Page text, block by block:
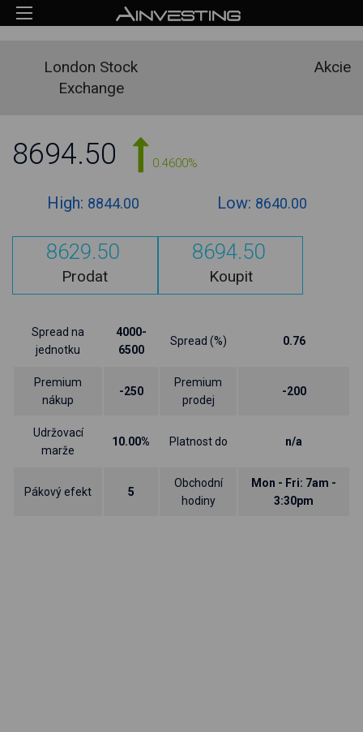
London Stock
Exchange
Akcie
8694.50 0.4600%
High: 8844.00 Low: 8640.00
8629.50
Prodat
8694.50
Koupit
Spread na
jednotku
4000-
6500
Spread (%) 0.76
Premium
nákup
-250
Premium
prodej
-200
Udržovací
marže
10.00% Platnost do n/a
Pákový efekt 5
Obchodní
hodiny
Mon - Fri: 7am -
3:30pm